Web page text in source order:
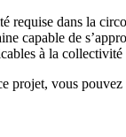
requise dans la
capable de
à la
projet, vous pouvez